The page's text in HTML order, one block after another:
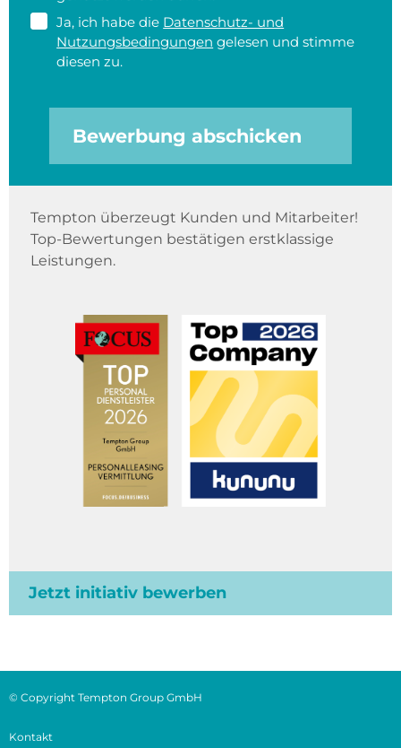
Ja, ich habe die Datenschutz- und
Nutzungsbedingungen gelesen und stimme
diesen zu.
Bewerbung abschicken
Tempton überzeugt Kunden und Mitarbeiter!
Top-Bewertungen bestätigen erstklassige
Leistungen.
Jetzt initiativ bewerben
© Copyright Tempton Group GmbH
Kontakt